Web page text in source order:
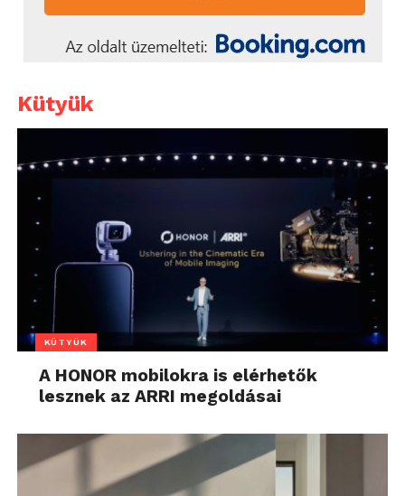
Kütyük
KÜTYÜK
A HONOR mobilokra is elérhetők
lesznek az ARRI megoldásai